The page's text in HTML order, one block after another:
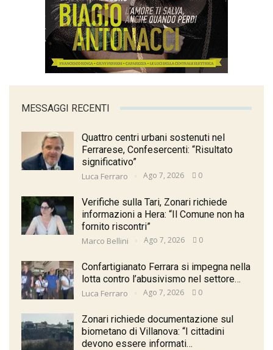
MESSAGGI RECENTI
Quattro centri urbani sostenuti nel
Ferrarese, Confesercenti: “Risultato
significativo”
Luca Ferraro Ago 7, 2026 0
Verifiche sulla Tari, Zonari richiede
informazioni a Hera: “Il Comune non ha
fornito riscontri”
Marco Bellini Ago 7, 2026 0
Confartigianato Ferrara si impegna nella
lotta contro l’abusivismo nel settore…
Luca Ferraro Ago 7, 2026 0
Zonari richiede documentazione sul
biometano di Villanova: “I cittadini
devono essere informati…